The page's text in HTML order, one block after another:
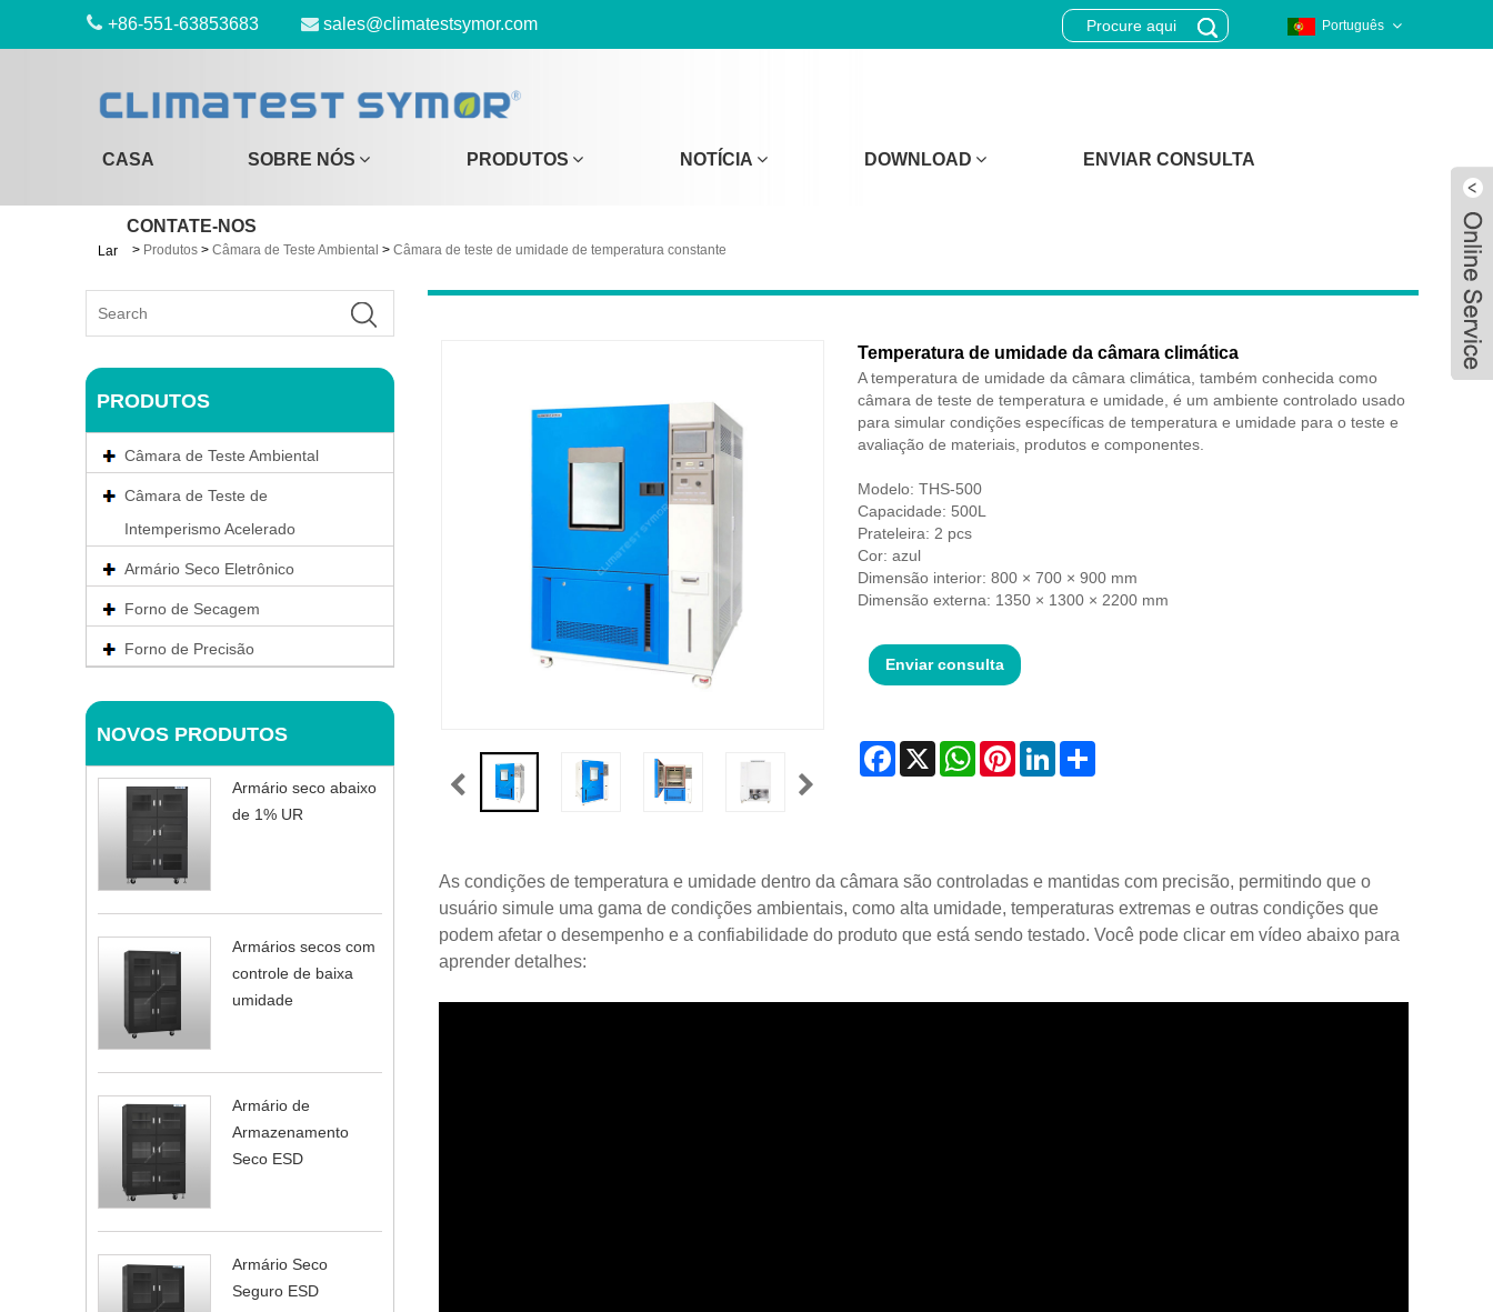
+86-551-63853683 sales@climatestsymor.com Português
CASA SOBRE NÓS PRODUTOS NOTÍCIA DOWNLOAD ENVIAR CONSULTA
CONTATE-NOS
Lar > Produtos > Câmara de Teste Ambiental > Câmara de teste de umidade de temperatura constante
PRODUTOS
Câmara de Teste Ambiental
Câmara de Teste de
Intemperismo Acelerado
Armário Seco Eletrônico
Forno de Secagem
Forno de Precisão
NOVOS PRODUTOS
Armário seco abaixo
de 1% UR
Armários secos com
controle de baixa
umidade
Armário de
Armazenamento
Seco ESD
Armário Seco
Seguro ESD
Temperatura de umidade da câmara climática
A temperatura de umidade da câmara climática, também conhecida como
câmara de teste de temperatura e umidade, é um ambiente controlado usado
para simular condições específicas de temperatura e umidade para o teste e
avaliação de materiais, produtos e componentes.
Modelo: THS-500
Capacidade: 500L
Prateleira: 2 pcs
Cor: azul
Dimensão interior: 800 × 700 × 900 mm
Dimensão externa: 1350 × 1300 × 2200 mm
Enviar consulta
Facebook
X WhatsAppPinterestLinkedInShare
As condições de temperatura e umidade dentro da câmara são controladas e mantidas com precisão, permitindo que o
usuário simule uma gama de condições ambientais, como alta umidade, temperaturas extremas e outras condições que
podem afetar o desempenho e a confiabilidade do produto que está sendo testado. Você pode clicar em vídeo abaixo para
aprender detalhes: